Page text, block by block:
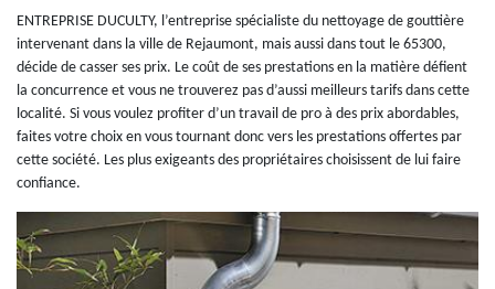
ENTREPRISE DUCULTY, l’entreprise spécialiste du nettoyage de gouttière
intervenant dans la ville de Rejaumont, mais aussi dans tout le 65300,
décide de casser ses prix. Le coût de ses prestations en la matière défient
la concurrence et vous ne trouverez pas d’aussi meilleurs tarifs dans cette
localité. Si vous voulez profiter d’un travail de pro à des prix abordables,
faites votre choix en vous tournant donc vers les prestations offertes par
cette société. Les plus exigeants des propriétaires choisissent de lui faire
confiance.